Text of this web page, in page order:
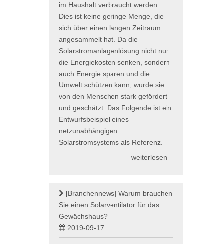
im Haushalt verbraucht werden.
Dies ist keine geringe Menge, die
sich über einen langen Zeitraum
angesammelt hat. Da die
Solarstromanlagenlösung nicht nur
die Energiekosten senken, sondern
auch Energie sparen und die
Umwelt schützen kann, wurde sie
von den Menschen stark gefördert
und geschätzt. Das Folgende ist ein
Entwurfsbeispiel eines
netzunabhängigen
Solarstromsystems als Referenz.
weiterlesen
[Branchennews] Warum brauchen
Sie einen Solarventilator für das
Gewächshaus?
2019-09-17